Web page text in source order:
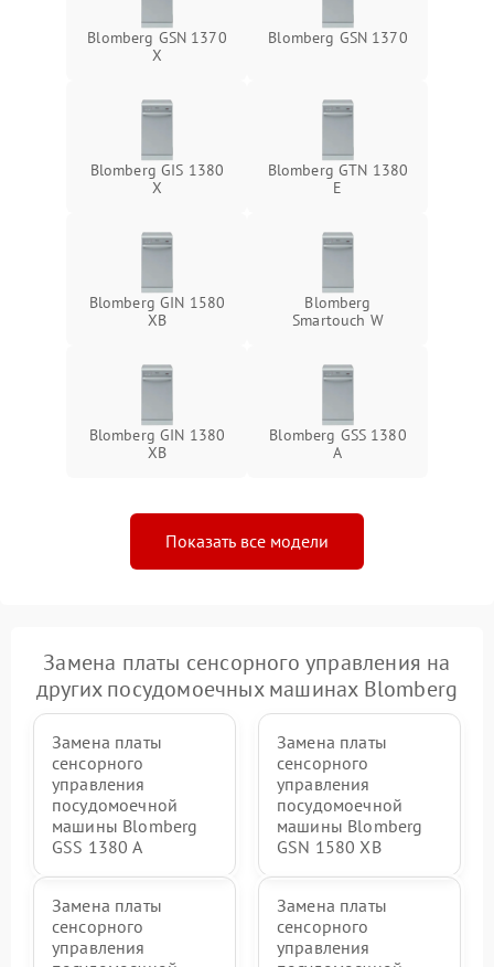
Blomberg GSN 1370
X
Blomberg GSN 1370
Blomberg GIS 1380
X
Blomberg GTN 1380
E
Blomberg GIN 1580
XB
Blomberg
Smartouch W
Blomberg GIN 1380
XB
Blomberg GSS 1380
А
Показать все модели
Замена платы сенсорного управления на
других посудомоечных машинах Blomberg
Замена платы
сенсорного
управления
посудомоечной
машины Blomberg
GSS 1380 А
Замена платы
сенсорного
управления
посудомоечной
машины Blomberg
GSN 1580 XB
Замена платы
сенсорного
управления
Замена платы
сенсорного
управления